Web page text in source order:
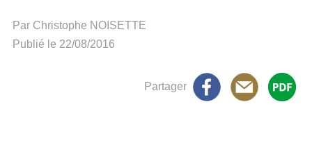
Par Christophe NOISETTE
Publié le 22/08/2016
Partager